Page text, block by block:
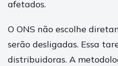
afetados.
O ONS não escolhe
serão desligadas. Essa
distribuidoras. A